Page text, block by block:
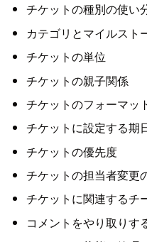
チケットの種別の使い
カテゴリとマイルスト
チケットの単位
チケットの親子関係
チケットのフォーマッ
チケットに設定する期
チケットの優先度
チケットの担当者変更
チケットに関連するチ
コメントをやり取りす